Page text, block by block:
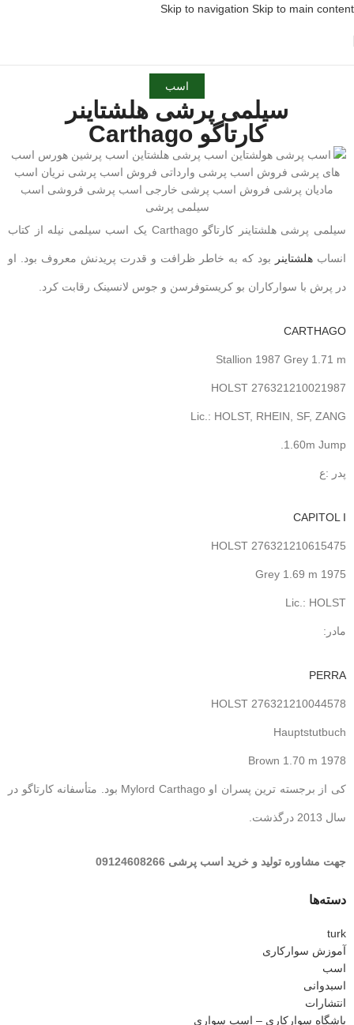
Skip to navigation Skip to main content
اسب
سیلمی پرشی هلشتاینر
کارتاگو Carthago
سیلمی پرشی هلشتاینر کارتاگو Carthago یک اسب سیلمی نیله از کتاب
انساب هلشتاینر بود که به خاطر ظرافت و قدرت پریدنش معروف بود. او
در پرش با سوارکاران بو کریستوفرسن و جوس لانسینک رقابت کرد.
CARTHAGO
Stallion 1987 Grey 1.71 m
HOLST 276321210021987
Lic.: HOLST, RHEIN, SF, ZANG
1.60m Jump.
پدر :ع
CAPITOL I
HOLST 276321210615475
1975 Grey 1.69 m
Lic.: HOLST
مادر:
PERRA
HOLST 276321210044578
Hauptstutbuch
1978 Brown 1.70 m
کی از برجسته ترین پسران او Mylord Carthago بود. متأسفانه کارتاگو در
سال 2013 درگذشت.
جهت مشاوره تولید و خرید اسب پرشی 09124608266
دسته‌ها
turk
آموزش سوارکاری
اسب
اسبدوانی
انتشارات
باشگاه سوارکاری – اسب سواری